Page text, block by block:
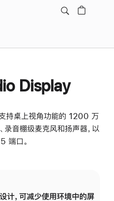
Display
持桌上视角功能的 1200 万
音棚级麦克风和扬声器，以
端口。
计，可减少使用环境中的屏